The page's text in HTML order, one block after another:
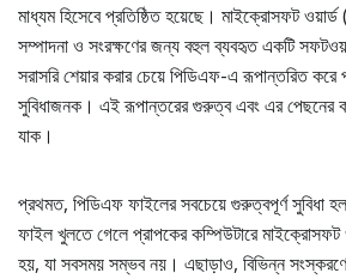
মাধ্যম হিসেবে প্রতিষ্ঠিত হয়েছে। মাইক্রোসফট
সম্পাদনা ও সংরক্ষণের জন্য বহুল ব্যবহৃত একটি
সরাসরি শেয়ার করার চেয়ে পিডিএফ-এ রূপান্তরিত করে
সুবিধাজনক। এই রূপান্তরের গুরুত্ব এবং এর পেছনের
যাক।
প্রথমত, পিডিএফ ফাইলের সবচেয়ে গুরুত্বপূর্ণ সুবিধা
ফাইল খুলতে গেলে প্রাপকের কম্পিউটারে মাইক্রোসফট
হয়, যা সবসময় সম্ভব নয়। এছাড়াও, বিভিন্ন